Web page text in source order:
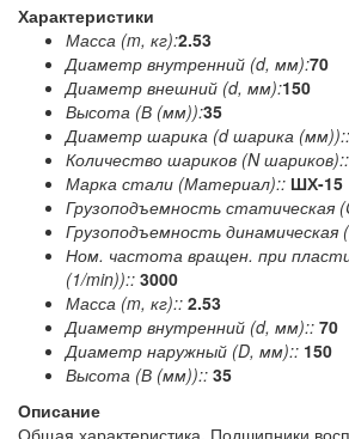
Характеристики
Масса (m, кг):2.53
Диаметр внутренний (d, мм):70
Диаметр внешний (d, мм):150
Высота (В (мм)):35
Диаметр шарика (d шарика (мм))::
Количество шариков (N шариков)::
Марка стали (Материал):: ШХ-15
Грузоподъемность статическая
Грузоподъемность динамическая
Ном. частота вращен. при
(1/min)):: 3000
Масса (m, кг):: 2.53
Диаметр внутренний (d, мм):: 70
Диаметр наружный (D, мм):: 150
Высота (В (мм)):: 35
Описание
Общая характеристика. Подшипники